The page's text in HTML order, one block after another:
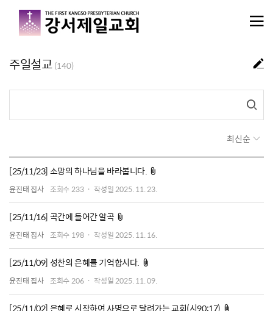
주일설교 (140)
최신순
[25/11/23] 소망의 하나님을 바라봅니다.
윤진태 집사 조회수233 작성일2025. 11. 23.
[25/11/16] 곡간에 들어간 알곡
윤진태 집사 조회수 198 작성일2025. 11. 16.
[25/11/09] 성찬의 은혜를 기억합시다.
윤진태 집사 조회수206 작성일2025. 11. 09.
[25/11/02] 은혜로 시작하여 사명으로 달려가는 교회(시90:17)